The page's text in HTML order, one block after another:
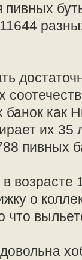
как
их 35
пивных
возрасте
о
что